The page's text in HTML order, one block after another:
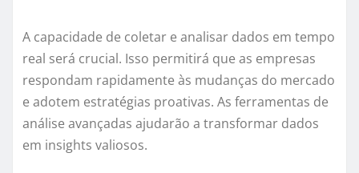
A capacidade de coletar e analisar dados em tempo
real será crucial. Isso permitirá que as empresas
respondam rapidamente às mudanças do mercado
e adotem estratégias proativas. As ferramentas de
análise avançadas ajudarão a transformar dados
em insights valiosos.